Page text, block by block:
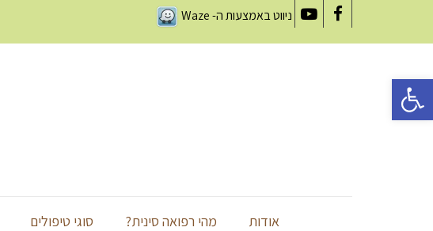
Facebook
YouTube
ניווט באמצעות ה-Waze
אודות מהי רפואה סינית? סוגי טיפולים
פתח סרגל נגישות